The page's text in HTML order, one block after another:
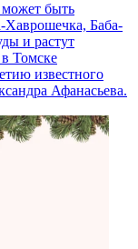
быть
Баба-
и растут
Томске
известного
Афанасьева.